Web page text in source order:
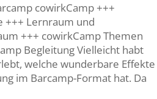
cowirkCamp +++
+++ Lernraum und
+++ cowirkCamp Themen
Begleitung Vielleicht habt
welche wunderbare Effekte
im Barcamp-Format hat. Da